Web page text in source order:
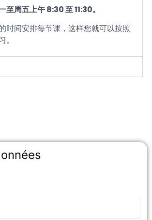
至周五上午 8:30 至 11:30。
时间安排每节课，这样您就可以按照